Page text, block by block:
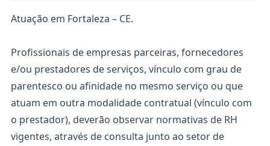
Atuação em Fortaleza – CE.
Profissionais de empresas parceiras, fornecedores
e/ou prestadores de serviços, vínculo com grau de
parentesco ou afinidade no mesmo serviço ou que
atuam em outra modalidade contratual (vínculo com
o prestador), deverão observar normativas de RH
vigentes, através de consulta junto ao setor de